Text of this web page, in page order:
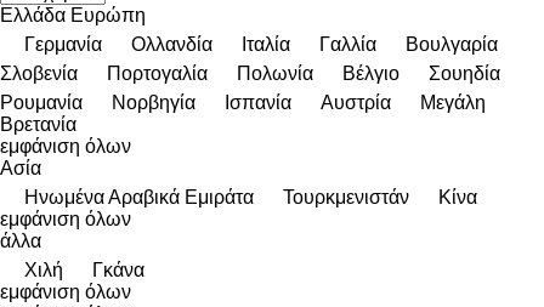
Ελλάδα Ευρώπη
Γερμανία
Ολλανδία Ιταλία Γαλλία
Βουλγαρία
Σλοβενία
Πορτογαλία Πολωνία Βέλγιο
Σουηδία
Ρουμανία
Νορβηγία Ισπανία Αυστρία
Μεγάλη
Βρετανία
εμφάνιση όλων
Ασία
Hνωμένα Αραβικά Εμιράτα
Τουρκμενιστάν
Κίνα
εμφάνιση όλων
άλλα
Χιλή
Γκάνα
εμφάνιση όλων